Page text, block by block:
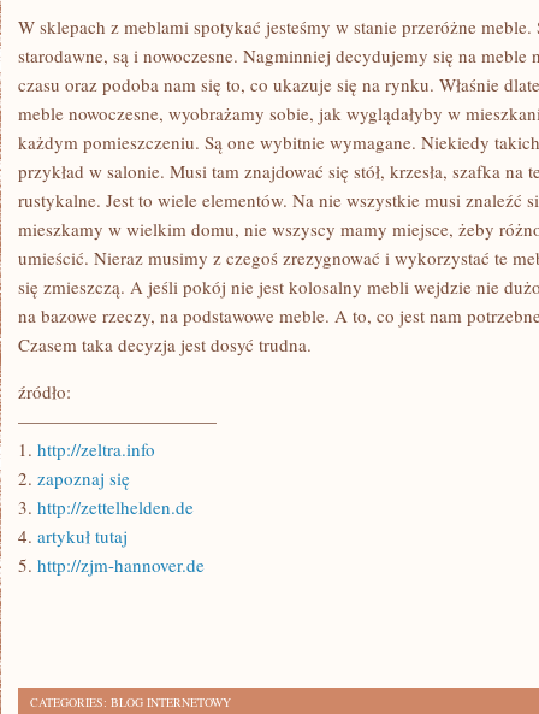
DACHU
–
A
JAKKOLWIEK
JAKIŚ
CZAS
GLOBALNY
REMONT
W sklepach z meblami spotykać jesteśmy w stanie przeróżne
starodawne, są i nowoczesne. Nagminniej decydujemy się na
czasu oraz podoba nam się to, co ukazuje się na rynku. Właśnie
meble nowoczesne, wyobrażamy sobie, jak wyglądałyby w
każdym pomieszczeniu. Są one wybitnie wymagane. Niekiedy
przykład w salonie. Musi tam znajdować się stół, krzesła, szafka na
rustykalne. Jest to wiele elementów. Na nie wszystkie musi znaleźć
mieszkamy w wielkim domu, nie wszyscy mamy miejsce, żeby
umieścić. Nieraz musimy z czegoś zrezygnować i wykorzystać te
się zmieszczą. A jeśli pokój nie jest kolosalny mebli wejdzie nie
na bazowe rzeczy, na podstawowe meble. A to, co jest nam
Czasem taka decyzja jest dosyć trudna.
źródło:
———————————
1. http://zeltra.info
2. zapoznaj się
3. http://zettelhelden.de
4. artykuł tutaj
5. http://zjm-hannover.de
CATEGORIES: BLOG INTERNETOWY